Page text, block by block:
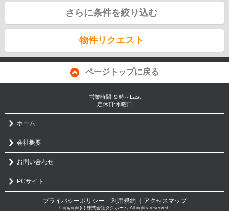
さらに条件を絞り込む
物件リクエスト
ページトップに戻る
営業時間:９時～Last
定休日:水曜日
ホーム
会社概要
お問い合わせ
PCサイト
プライバシーポリシー ｜ 利用規約 ｜アクセスマップ
Copyright(c) 株式会社タクホーム All rights reserved.